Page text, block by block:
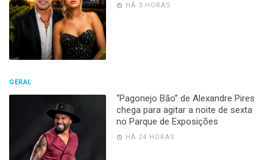
HÁ 3 HORAS
GERAL
“Pagonejo Bão” de Alexandre Pires
chega para agitar a noite de sexta
no Parque de Exposições
HÁ 24 HORAS